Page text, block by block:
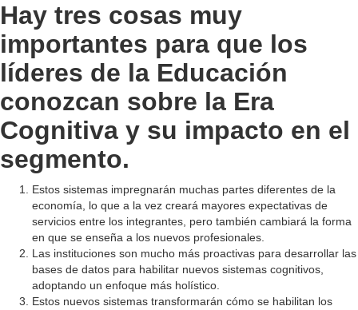
Hay tres cosas muy
importantes para que los
líderes de la Educación
conozcan sobre la Era
Cognitiva y su impacto en el
segmento.
Estos sistemas impregnarán muchas partes diferentes de la
economía, lo que a la vez creará mayores expectativas de
servicios entre los integrantes, pero también cambiará la forma
en que se enseña a los nuevos profesionales.
Las instituciones son mucho más proactivas para desarrollar las
bases de datos para habilitar nuevos sistemas cognitivos,
adoptando un enfoque más holístico.
Estos nuevos sistemas transformarán cómo se habilitan los